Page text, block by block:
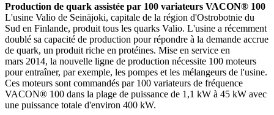
Production de quark assistée par 100 variateurs VACON® 100
L'usine Valio de Seinäjoki, capitale de la région d'Ostrobotnie du
Sud en Finlande, produit tous les quarks Valio. L'usine a récemment
doublé sa capacité de production pour répondre à la demande accrue
de quark, un produit riche en protéines. Mise en service en
mars 2014, la nouvelle ligne de production nécessite 100 moteurs
pour entraîner, par exemple, les pompes et les mélangeurs de l'usine.
Ces moteurs sont commandés par 100 variateurs de fréquence
VACON® 100 dans la plage de puissance de 1,1 kW à 45 kW avec
une puissance totale d'environ 400 kW.